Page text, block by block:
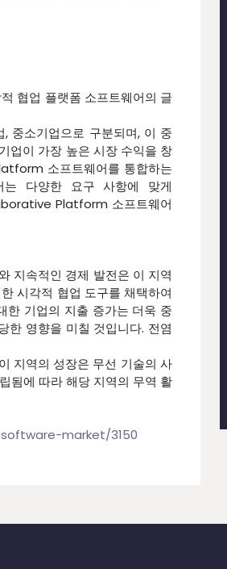
협업 플랫폼 소프트웨어의 글
중소기업으로 구분되며, 이 중
업이 가장 높은 시장 수익을 창
소프트웨어를 통합하는
는 다양한 요구 사항에 맞게
Platform 소프트웨어
지속적인 경제 발전은 이 지역
시각적 협업 도구를 채택하여
한 기업의 지출 증가는 더욱 중
한 영향을 미칠 것입니다. 전염
지역의 성장은 무선 기술의 사
됨에 따라 해당 지역의 무역 활
market/3150